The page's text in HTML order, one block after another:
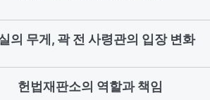
의 무게, 곽 전 사령관의 입장 변화
헌법재판소의 역할과 책임